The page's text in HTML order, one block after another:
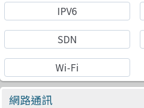
IPV6
SDN
Wi-Fi
網路通訊